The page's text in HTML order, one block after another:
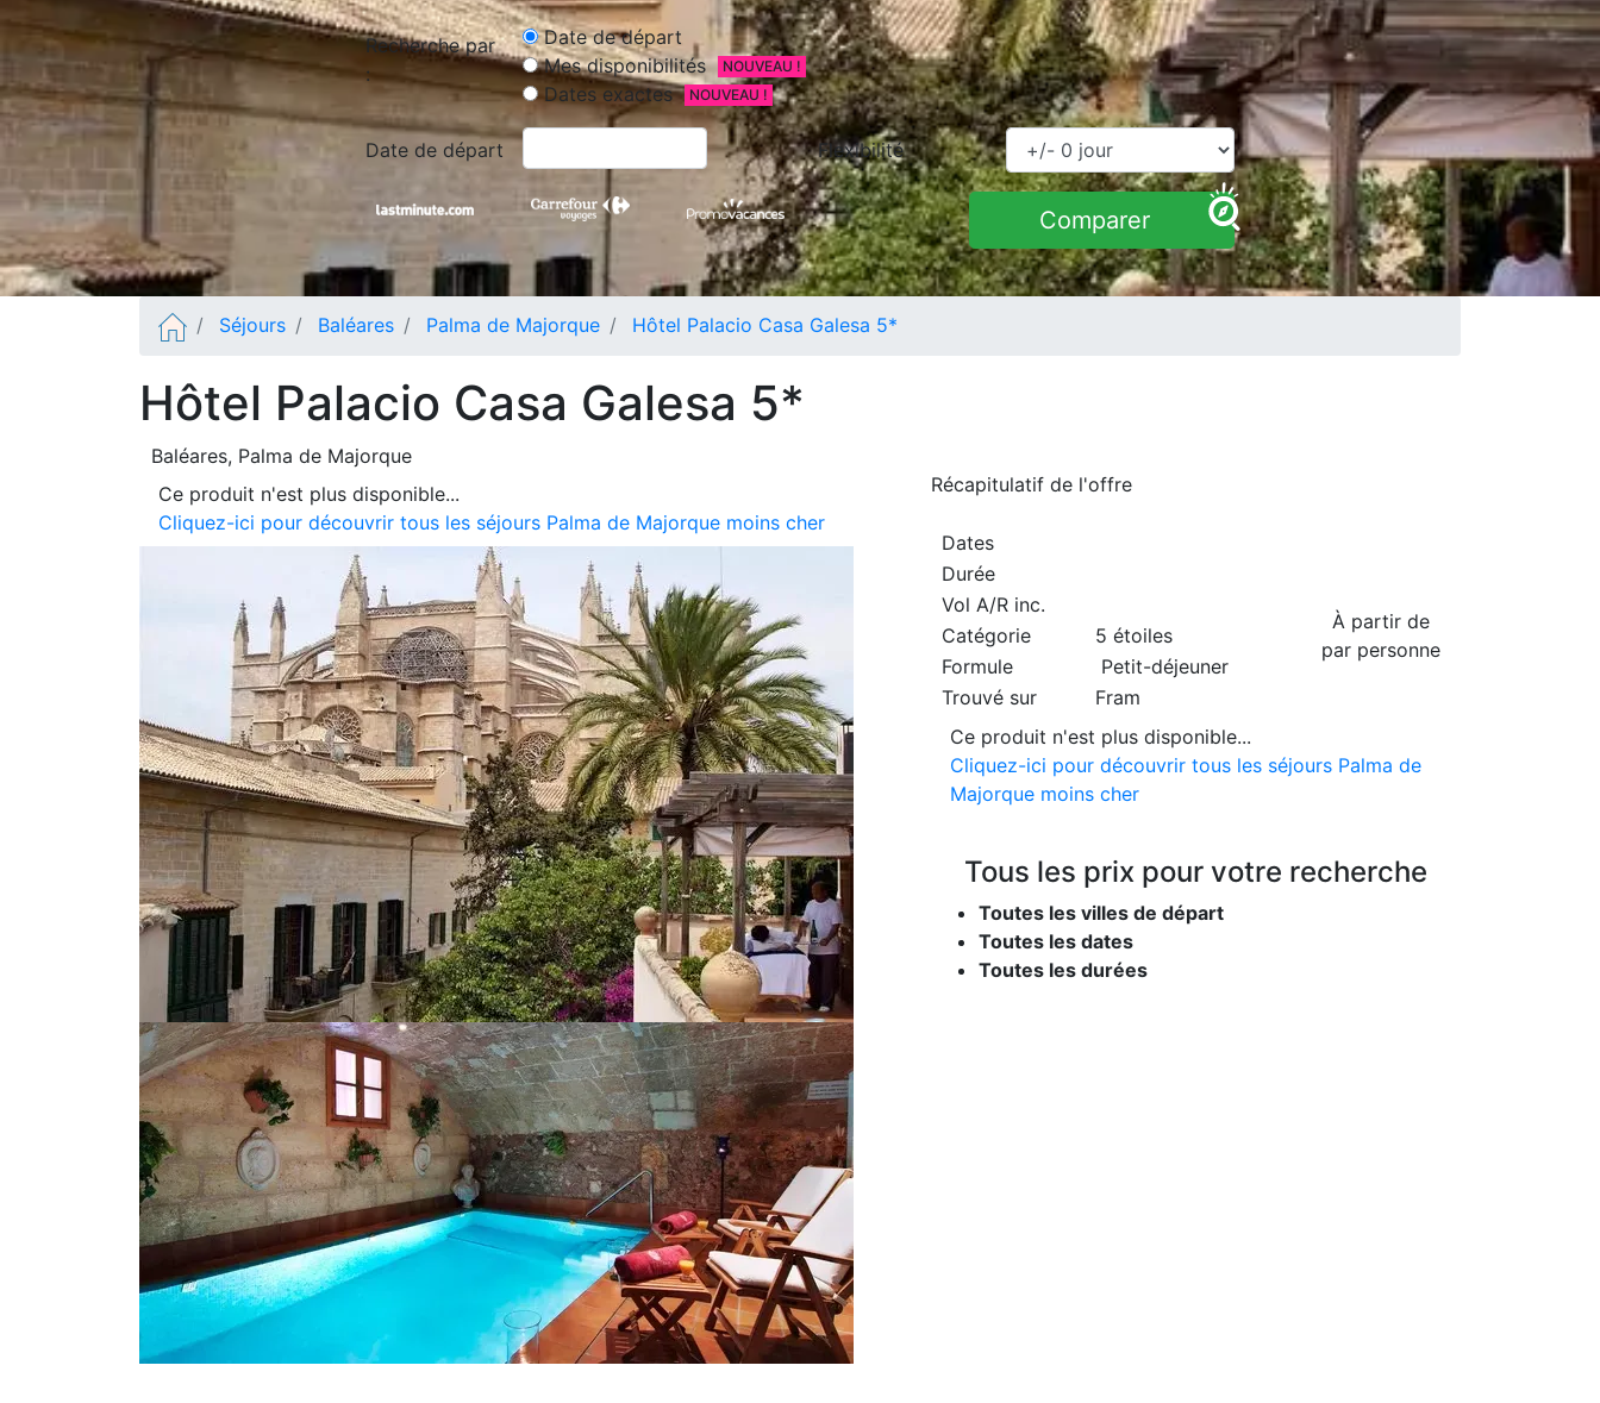
Recherche par
:
Date de départ
Mes disponibilités
NOUVEAU !
Dates exactes NOUVEAU !
Date de départ Flexibilité
Comparer
Séjours Baléares Palma de Majorque Hôtel Palacio Casa Galesa 5*
Hôtel Palacio Casa Galesa 5*
Baléares, Palma de Majorque
Ce produit n'est plus disponible...
Cliquez-ici pour découvrir tous les séjours Palma de Majorque moins cher
Récapitulatif de l'offre
Dates
Durée
À partir de
par personne
Vol A/R inc.
Catégorie
5 étoiles
Formule
Petit-déjeuner
Trouvé sur
Fram
Ce produit n'est plus disponible...
Cliquez-ici pour découvrir tous les séjours Palma de
Majorque moins cher
Tous les prix pour votre recherche
Toutes les villes de départ
Toutes les dates
Toutes les durées